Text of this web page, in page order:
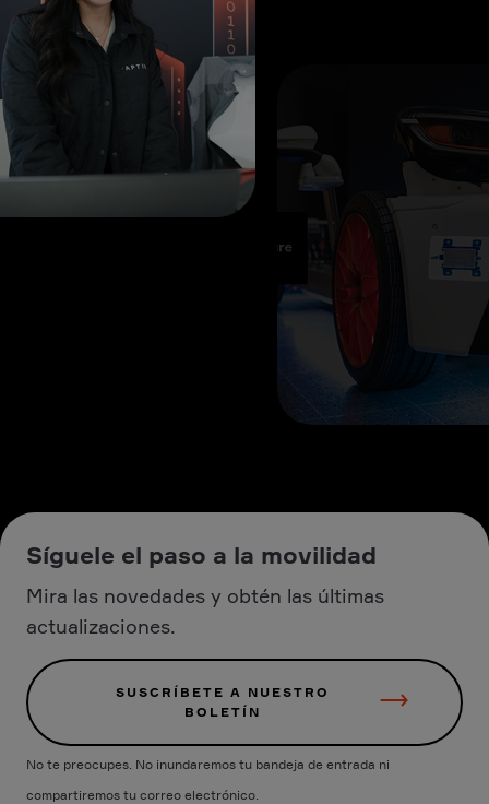
Síguele el paso a la movilidad
Mira las novedades y obtén las últimas
actualizaciones.
SUSCRÍBETE A NUESTRO
BOLETÍN
No te preocupes. No inundaremos tu bandeja de entrada ni
compartiremos tu correo electrónico.